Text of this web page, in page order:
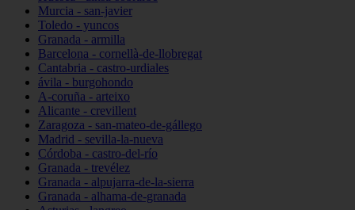
Murcia - san-javier
Toledo - yuncos
Granada - armilla
Barcelona - cornellà-de-llobregat
Cantabria - castro-urdiales
ávila - burgohondo
A-coruña - arteixo
Alicante - crevillent
Zaragoza - san-mateo-de-gállego
Madrid - sevilla-la-nueva
Córdoba - castro-del-río
Granada - trevélez
Granada - alpujarra-de-la-sierra
Granada - alhama-de-granada